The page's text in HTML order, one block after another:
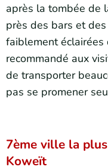
après la tombée de
près des bars et
faiblement
recommandé aux
de transporter
pas se promener
7ème ville la
Koweït